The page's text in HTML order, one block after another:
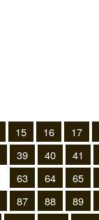
15 16 17
39 40 41
63 64 65
87 88 89